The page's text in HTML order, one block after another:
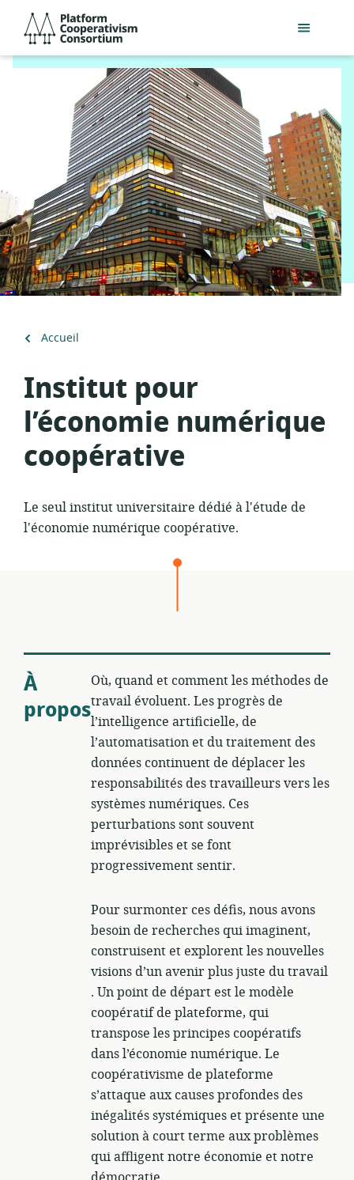
Passer
contenu
principal
Consortium
Retour
Accueil
Institut pour
l’économie numérique
coopérative
Le seul institut universitaire dédié à l'étude de
l'économie numérique coopérative.
À
propos
Où, quand et comment les méthodes de
travail évoluent. Les progrès de
l’intelligence artificielle, de
l’automatisation et du traitement des
données continuent de déplacer les
responsabilités des travailleurs vers les
systèmes numériques. Ces
perturbations sont souvent
imprévisibles et se font
progressivement sentir.
Pour surmonter ces défis, nous avons
besoin de recherches qui imaginent,
construisent et explorent les nouvelles
visions d’un avenir plus juste du travail
. Un point de départ est le modèle
coopératif de plateforme, qui
transpose les principes coopératifs
dans l’économie numérique. Le
coopérativisme de plateforme
s’attaque aux causes profondes des
inégalités systémiques et présente une
solution à court terme aux problèmes
qui affligent notre économie et notre